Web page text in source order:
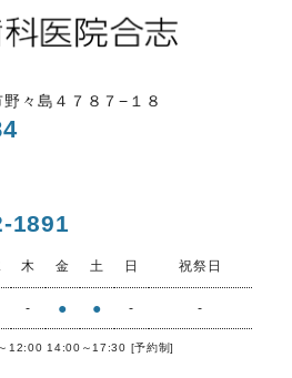
々島４７８７−１８
1891
木 金 土 日 祝祭日
- ● ● - -
12:00 14:00～17:30 [予約制]